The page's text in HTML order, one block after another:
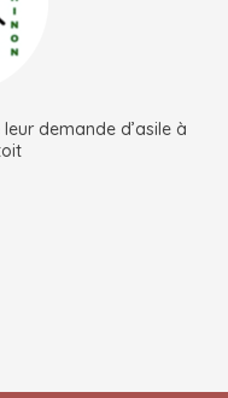
demande d’asile à